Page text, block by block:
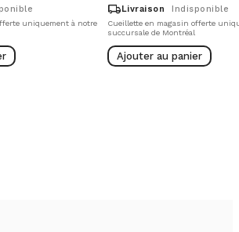
uniquement à notre
local_shipping Livraison Indisponible
Cueillette en magasin offerte
succursale de Montréal
Ajouter au panier